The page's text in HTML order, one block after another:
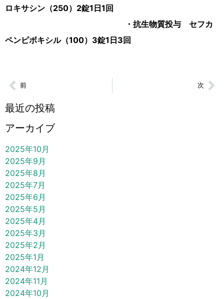
ロキサシン（250）2錠1日1回
・抗生物質投与 セフカ
ペンピボキシル（100）3錠1日3回
前 次
最近の投稿
アーカイブ
2025年10月
2025年9月
2025年8月
2025年7月
2025年6月
2025年5月
2025年4月
2025年3月
2025年2月
2025年1月
2024年12月
2024年11月
2024年10月